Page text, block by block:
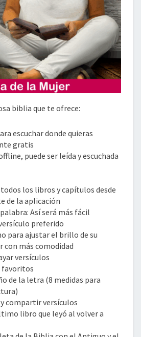
biblia que te ofrece:
escuchar donde quieras
gratis
puede ser leída y escuchada
todos los libros y capítulos desde
de la aplicación
Así será más fácil
preferido
para ajustar el brillo de su
con más comodidad
versículos
favoritos
de la letra (8 medidas para
compartir versículos
libro que leyó al volver a